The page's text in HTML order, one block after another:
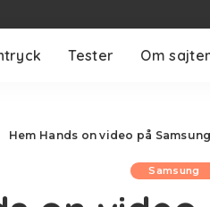
Tester Om
Hem Hands on video på
Samsung